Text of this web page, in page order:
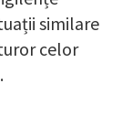
similare
celor